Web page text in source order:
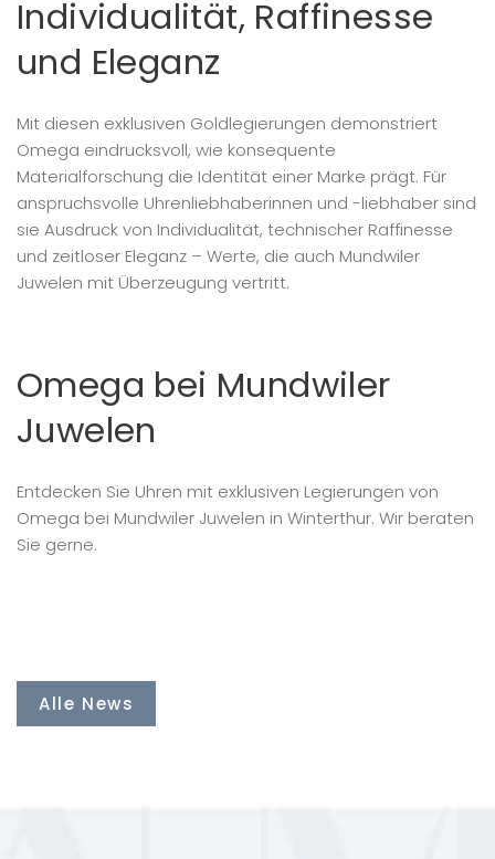
Individualität, Raffinesse
und Eleganz
Mit diesen exklusiven Goldlegierungen demonstriert
Omega eindrucksvoll, wie konsequente
Materialforschung die Identität einer Marke prägt. Für
anspruchsvolle Uhrenliebhaberinnen und -liebhaber sind
sie Ausdruck von Individualität, technischer Raffinesse
und zeitloser Eleganz – Werte, die auch Mundwiler
Juwelen mit Überzeugung vertritt.
Omega bei Mundwiler
Juwelen
Entdecken Sie Uhren mit exklusiven Legierungen von
Omega bei Mundwiler Juwelen in Winterthur. Wir beraten
Sie gerne.
Alle News